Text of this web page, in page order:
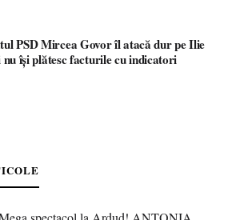
PSD Mircea Govor îl atacă dur pe Ilie
își plătesc facturile cu indicatori